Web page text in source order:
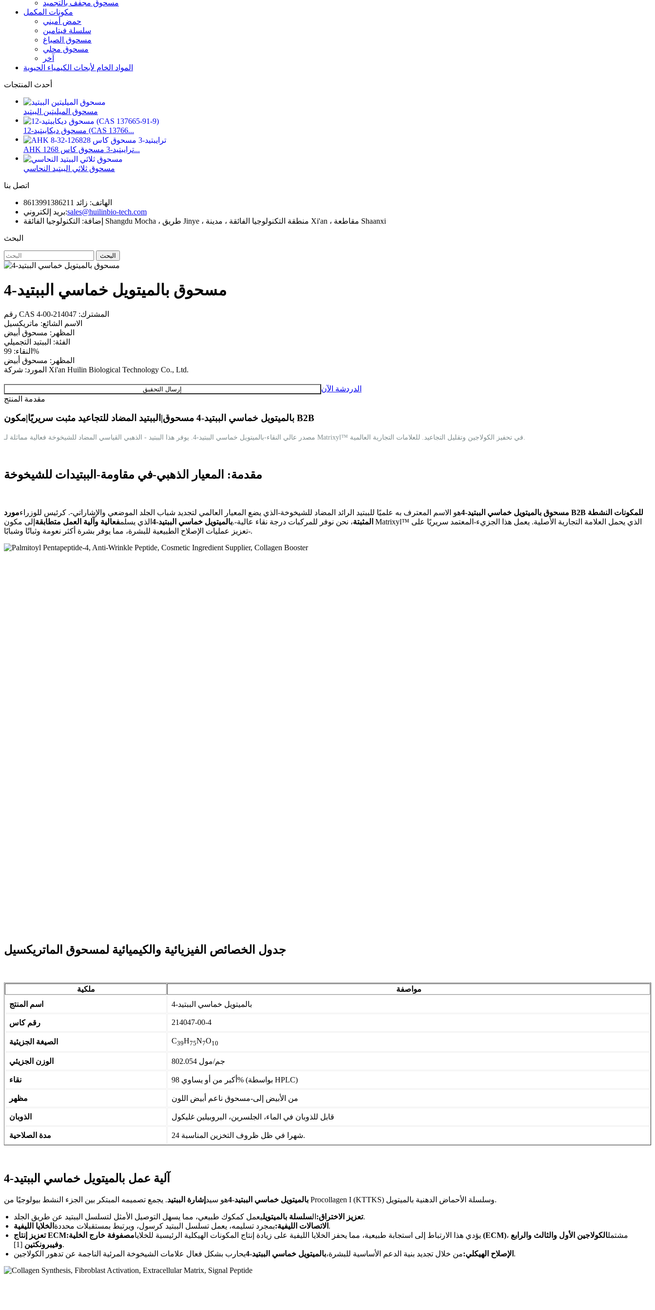
مسحوق مجفف بالتجميد
مكونات المكمل
حمض أميني
سلسلة فيتامين
مسحوق الصباغ
مسحوق محلي
آخر
المواد الخام لأبحاث الكيمياء الحيوية
أحدث المنتجات
مسحوق الميليتين الببتيد
مسحوق ديكاببتيد-12 (CAS 13766...
AHK ترايبتيد-3 مسحوق كاس 1268...
مسحوق ثلاثي الببتيد النحاسي
اتصل بنا
الهاتف: زائد 8613991386211
بريد إلكتروني:sales@huilinbio-tech.com
إضافة: التكنولوجيا الفائقة Shangdu Mocha ، طريق Jinye ، منطقة التكنولوجيا الفائقة ، مدينة Xi'an ، مقاطعة Shaanxi
البحث
البحث
مسحوق بالميتويل خماسي الببتيد-4
رقم CAS المشترك: 214047-00-4
الاسم الشائع: ماتريكسيل
المظهر: مسحوق أبيض
الفئة: الببتيد التجميلي
النقاء: 99%
المظهر: مسحوق أبيض
المورد: شركة Xi'an Huilin Biological Technology Co., Ltd.
إرسال التحقيق
الدردشة الآن
مقدمة المنتج
بالميتويل خماسي الببتيد-4 مسحوق|الببتيد المضاد للتجاعيد مثبت سريريًا|مكون B2B
مقدمة: المعيار الذهبي-في مقاومة-الببتيدات للشيخوخة
مسحوق بالميتويل خماسي الببتيد-4 هو الاسم المعترف به علميًا للببتيد الرائد المضاد للشيخوخة-الذي يضع المعيار العالمي لتجديد شباب الجلد الموضعي والإشاراتي-. كرئيس للوزراءمورد B2B للمكونات النشطة
المثبتة، نحن نوفر للمركبات درجة نقاء عالية-.بالميتويل خماسي الببتيد-4 الذي يسلمفعالية وآلية العمل متطابقة إلى مكون Matrixyl™ الذي يحمل العلامة التجارية الأصلية. يعمل هذا الجزيء-المعتمد سريريًا على
تعزيز عمليات الإصلاح الطبيعية للبشرة، مما يوفر بشرة أكثر نعومة وثباتًا وشبابًا-.
جدول الخصائص الفيزيائية والكيميائية لمسحوق الماتريكسيل
ملكية
مواصفة
اسم المنتج
بالميتويل خماسي الببتيد-4
رقم كاس 214047-00-4
الصيغة الجزيئية C39H75N7O10
الوزن الجزيئي 802.054 جم/مول
نقاء أكبر من أو يساوي 98% (بواسطة HPLC)
مظهر من الأبيض إلى-مسحوق ناعم أبيض اللون
الذوبان قابل للذوبان في الماء، الجلسرين، البروبيلين غليكول
مدة الصلاحية 24 شهرا في ظل ظروف التخزين المناسبة.
آلية عمل بالميتويل خماسي الببتيد-4
بالميتويل خماسي الببتيد-4 هو سيد إشارة الببتيد . يجمع تصميمه المبتكر بين الجزء النشط بيولوجيًا من Procollagen I (KTTKS) وسلسلة الأحماض الدهنية بالميتويل.
تعزيز الاختراق: السلسلة بالميتويل
يعمل كمكوك طبيعي، مما يسهل التوصيل الأمثل لتسلسل الببتيد عن طريق الجلد.
الاتصالات الليفية:بمجرد تسليمه، يعمل تسلسل الببتيد كرسول، ويرتبط بمستقبلات محددة الخلايا الليفية
.
تعزيز إنتاج ECM:
يؤدي هذا الارتباط إلى استجابة طبيعية، مما يحفز الخلايا الليفية على زيادة إنتاج المكونات الهيكلية الرئيسية للخلايا مصفوفة خارج الخلية (ECM) ، مشتملالكولاجين الأول والثالث والرابع
وفيبرونكتين[1].
الإصلاح الهيكلي:من خلال تجديد بنية الدعم الأساسية للبشرة،بالميتويل خماسي الببتيد-4 يحارب بشكل فعال علامات الشيخوخة المرئية الناجمة عن تدهور الكولاجين.